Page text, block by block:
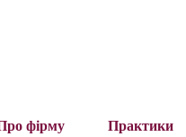
фірму Практики